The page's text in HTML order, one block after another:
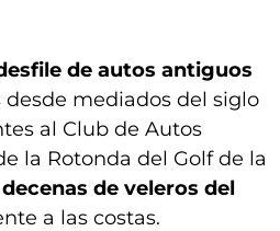
de autos antiguos
mediados del siglo
al Club de Autos
la Rotonda del Golf de la
decenas de veleros del
a las costas.